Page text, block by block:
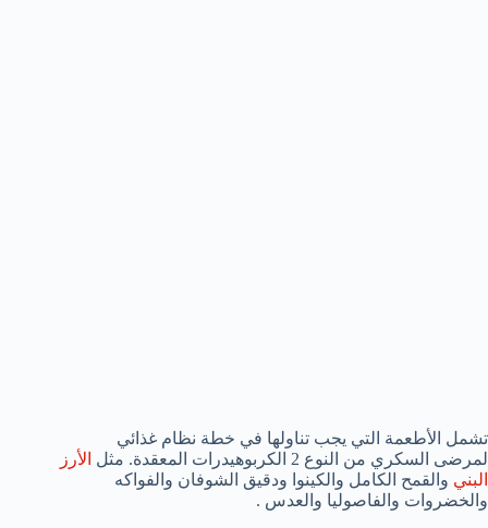
تشمل الأطعمة التي يجب تناولها في خطة نظام غذائي
لمرضى السكري من النوع 2 الكربوهيدرات المعقدة. مثل
الأرز
البني والقمح الكامل والكينوا ودقيق الشوفان والفواكه
والخضروات والفاصوليا والعدس .